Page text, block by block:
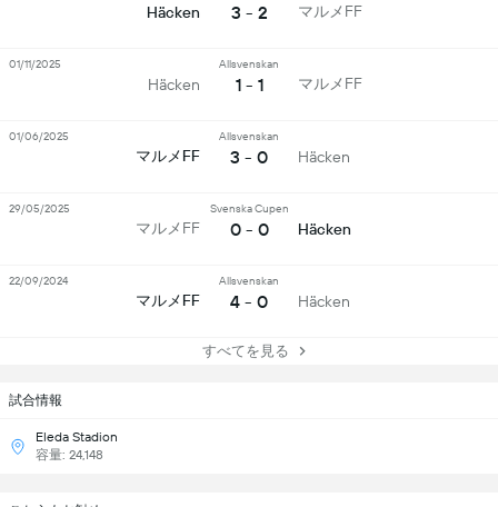
試合情報
Eleda Stadion
容量: 24,148
Häcken 3 - 2 マルメFF
Häcken
Allsvenskan
1 - 1 マルメFF
01/11/2025
マルメFF
Allsvenskan
3 - 0 Häcken
01/06/2025
マルメFF
Svenska Cupen
0 - 0 Häcken
29/05/2025
マルメFF
Allsvenskan
4 - 0 Häcken
22/09/2024
すべてを見る